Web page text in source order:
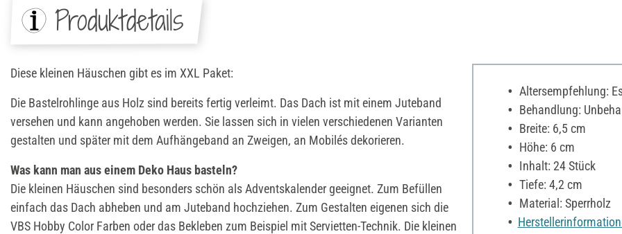
Produktdetails
Diese kleinen Häuschen gibt es im XXL Paket:
Die Bastelrohlinge aus Holz sind bereits fertig verleimt. Das Dach ist mit einem Juteband
versehen und kann angehoben werden. Sie lassen sich in vielen verschiedenen Varianten
gestalten und später mit dem Aufhängeband an Zweigen, an Mobilés dekorieren.
Was kann man aus einem Deko Haus basteln?
Die kleinen Häuschen sind besonders schön als Adventskalender geeignet. Zum Befüllen
einfach das Dach abheben und am Juteband hochziehen. Zum Gestalten eigenen sich die
VBS Hobby Color Farben oder das Bekleben zum Beispiel mit Servietten-Technik. Die kleinen
Altersempfehlung:
Behandlung:
Breite: 6,5 cm
Höhe: 6 cm
Inhalt: 24 Stück
Tiefe: 4,2 cm
Material: Sperrholz